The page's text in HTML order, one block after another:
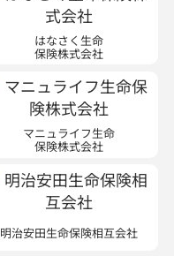
はなさく生命
保険株式会社
マニュライフ生命
保険株式会社
明治安田生命保険相互会社